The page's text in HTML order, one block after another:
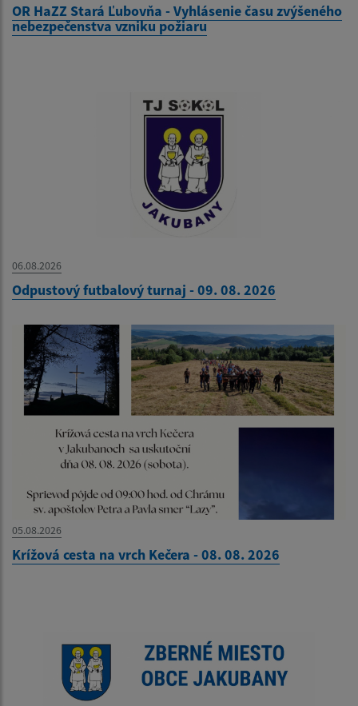
OR HaZZ Stará Ľubovňa - Vyhlásenie času zvýšeného
nebezpečenstva vzniku požiaru
06.08.2026
Odpustový futbalový turnaj - 09. 08. 2026
05.08.2026
Krížová cesta na vrch Kečera - 08. 08. 2026